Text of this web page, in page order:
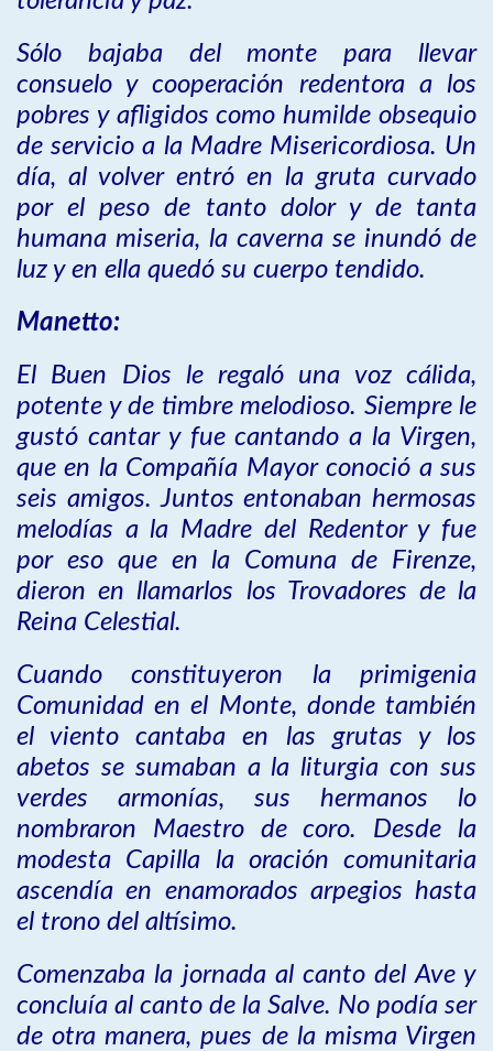
Sólo bajaba del monte para llevar
consuelo y cooperación redentora a los
pobres y afligidos como humilde obsequio
de servicio a la Madre Misericordiosa. Un
día, al volver entró en la gruta curvado
por el peso de tanto dolor y de tanta
humana miseria, la caverna se inundó de
luz y en ella quedó su cuerpo tendido.
Manetto:
El Buen Dios le regaló una voz cálida,
potente y de timbre melodioso. Siempre le
gustó cantar y fue cantando a la Virgen,
que en la Compañía Mayor conoció a sus
seis amigos. Juntos entonaban hermosas
melodías a la Madre del Redentor y fue
por eso que en la Comuna de Firenze,
dieron en llamarlos los Trovadores de la
Reina Celestial.
Cuando constituyeron la primigenia
Comunidad en el Monte, donde también
el viento cantaba en las grutas y los
abetos se sumaban a la liturgia con sus
verdes armonías, sus hermanos lo
nombraron Maestro de coro. Desde la
modesta Capilla la oración comunitaria
ascendía en enamorados arpegios hasta
el trono del altísimo.
Comenzaba la jornada al canto del Ave y
concluía al canto de la Salve. No podía ser
de otra manera, pues de la misma Virgen